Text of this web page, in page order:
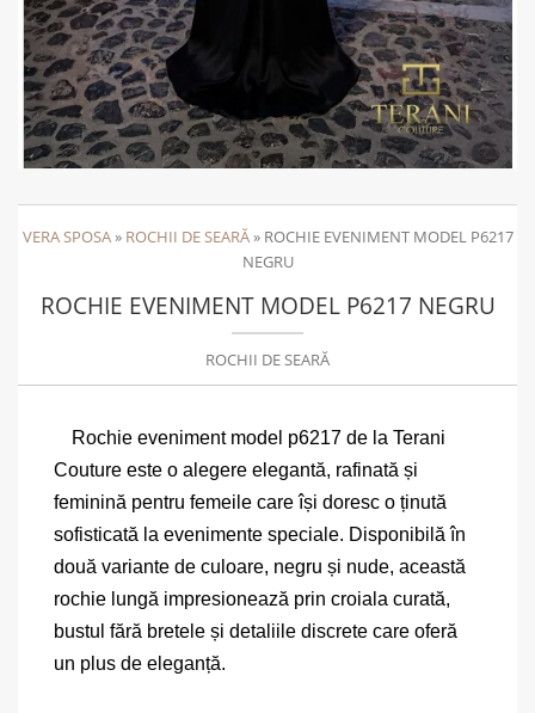
VERA SPOSA» ROCHII DE SEARĂ» ROCHIE EVENIMENT MODEL P6217
NEGRU
ROCHIE EVENIMENT MODEL P6217 NEGRU
ROCHII DE SEARĂ
Rochie eveniment model p6217 de la Terani
Couture este o alegere elegantă, rafinată și
feminină pentru femeile care își doresc o ținută
sofisticată la evenimente speciale. Disponibilă în
două variante de culoare, negru și nude, această
rochie lungă impresionează prin croiala curată,
bustul fără bretele și detaliile discrete care oferă
un plus de eleganță.